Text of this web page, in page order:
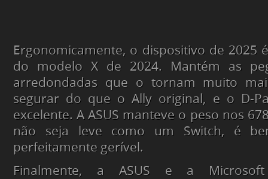
Ergonomicamente, o dispositivo de 2025
do modelo X de 2024. Mantém as
arredondadas que o tornam muito
segurar do que o Ally original, e o D-
excelente. A ASUS manteve o peso nos
não seja leve como um Switch, é
perfeitamente gerível.
Finalmente, a ASUS e a